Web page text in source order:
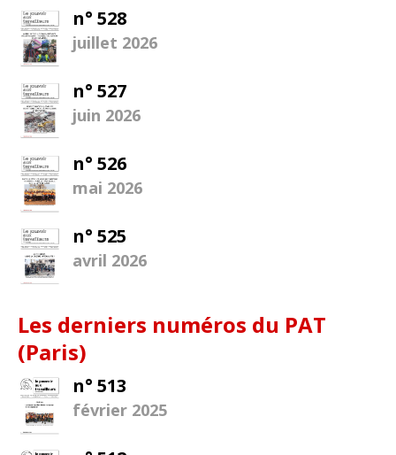
n° 528
juillet 2026
n° 527
juin 2026
n° 526
mai 2026
n° 525
avril 2026
Les derniers numéros du PAT
(Paris)
n° 513
février 2025